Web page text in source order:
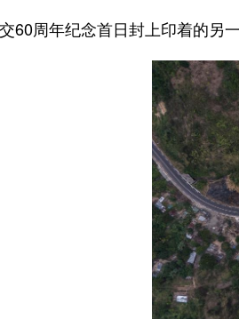
周年纪念首日封上印着的另